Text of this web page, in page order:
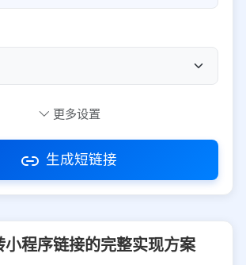
更多设置
生成短链接
小程序链接的完整实现方案